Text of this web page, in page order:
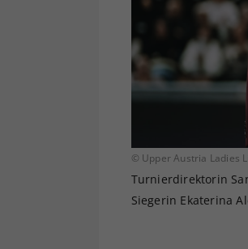
© Upper Austria Ladies
Turnierdirektorin
Siegerin Ekaterina